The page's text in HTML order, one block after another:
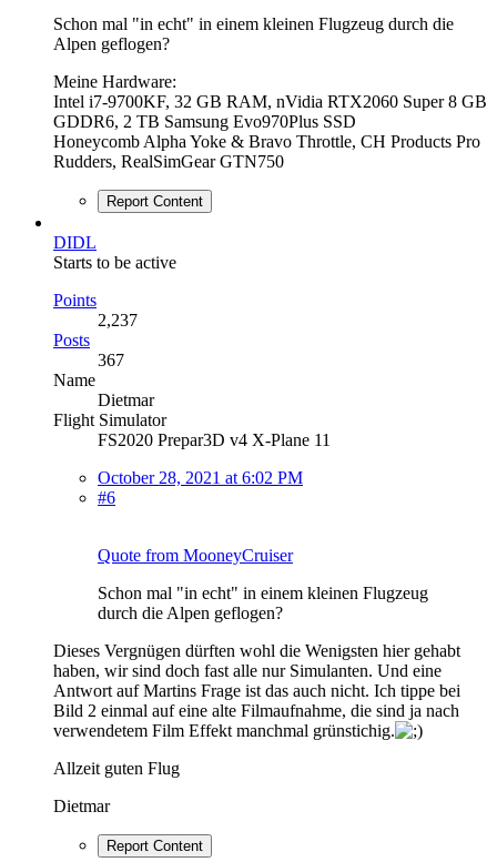
Schon mal "in echt" in einem kleinen Flugzeug durch die
Alpen geflogen?
Meine Hardware:
Intel i7-9700KF, 32 GB RAM, nVidia RTX2060 Super 8 GB
GDDR6, 2 TB Samsung Evo970Plus SSD
Honeycomb Alpha Yoke & Bravo Throttle, CH Products Pro
Rudders, RealSimGear GTN750
Report Content
DIDL
Starts to be active
Points
2,237
Posts
367
Name
Dietmar
Flight Simulator
FS2020 Prepar3D v4 X-Plane 11
October 28, 2021 at 6:02 PM
#6
Quote from MooneyCruiser
Schon mal "in echt" in einem kleinen Flugzeug
durch die Alpen geflogen?
Dieses Vergnügen dürften wohl die Wenigsten hier gehabt
haben, wir sind doch fast alle nur Simulanten. Und eine
Antwort auf Martins Frage ist das auch nicht. Ich tippe bei
Bild 2 einmal auf eine alte Filmaufnahme, die sind ja nach
verwendetem Film Effekt manchmal grünstichig.
Allzeit guten Flug
Dietmar
Report Content